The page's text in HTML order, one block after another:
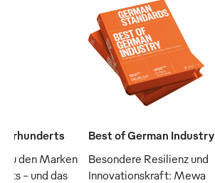
den Marken
– und das
Best of German Industry
Besondere Resilienz und
Innovationskraft: Mewa